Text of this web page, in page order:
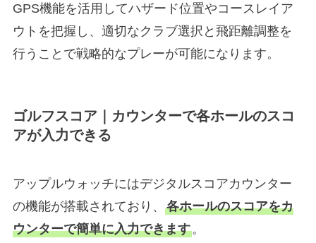
GPS機能を活用してハザード位置やコースレイア
ウトを把握し、適切なクラブ選択と飛距離調整を
行うことで戦略的なプレーが可能になります。
ゴルフスコア｜カウンターで各ホールのスコ
アが入力できる
アップルウォッチにはデジタルスコアカウンター
の機能が搭載されており、 各ホールのスコアをカ
ウンターで簡単に入力できます。